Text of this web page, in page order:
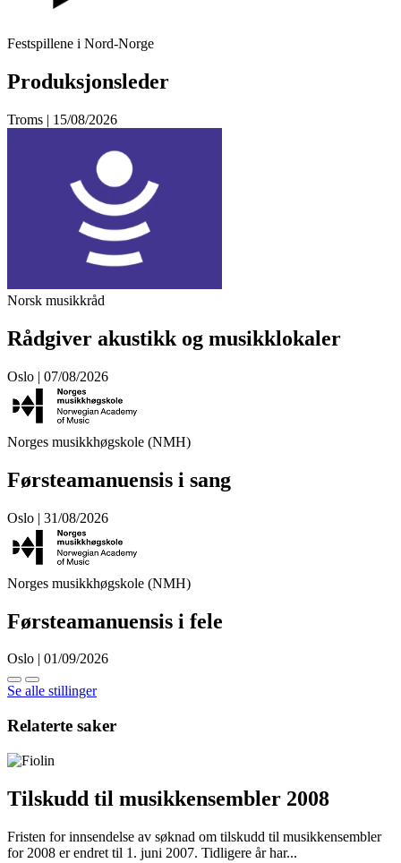
Festspillene i Nord-Norge
Produksjonsleder
Troms | 15/08/2026
Norsk musikkråd
Rådgiver akustikk og musikklokaler
Oslo | 07/08/2026
Norges musikkhøgskole (NMH)
Førsteamanuensis i sang
Oslo | 31/08/2026
Norges musikkhøgskole (NMH)
Førsteamanuensis i fele
Oslo | 01/09/2026
Se alle stillinger
Relaterte saker
Tilskudd til musikkensembler 2008
Fristen for innsendelse av søknad om tilskudd til musikkensembler
for 2008 er endret til 1. juni 2007. Tidligere år har...